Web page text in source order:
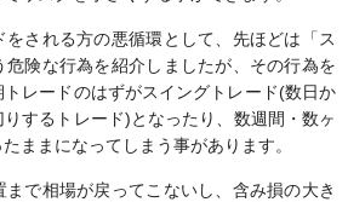
される方の悪循環として、先ほどは「ス
危険な行為を紹介しましたが、その行為を
レードのはずがスイングトレード(数日か
するトレード)となったり、数週間・数ヶ
ままになってしまう事があります。
で相場が戻ってこないし、含み損の大き